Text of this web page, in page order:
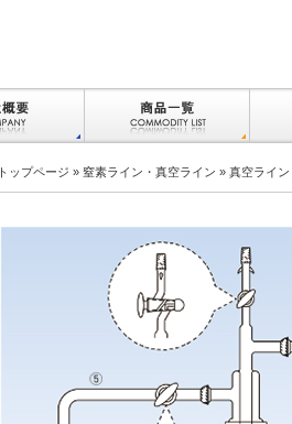
トップページ » 窒素ライン・真空ライン » 真空ライン